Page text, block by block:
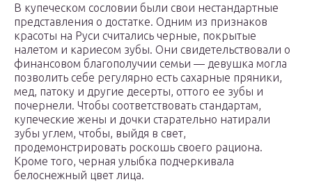
В купеческом сословии были свои нестандартные
представления о достатке. Одним из признаков
красоты на Руси считались черные, покрытые
налетом и кариесом зубы. Они свидетельствовали о
финансовом благополучии семьи — девушка могла
позволить себе регулярно есть сахарные пряники,
мед, патоку и другие десерты, оттого ее зубы и
почернели. Чтобы соответствовать стандартам,
купеческие жены и дочки старательно натирали
зубы углем, чтобы, выйдя в свет,
продемонстрировать роскошь своего рациона.
Кроме того, черная улыбка подчеркивала
белоснежный цвет лица.